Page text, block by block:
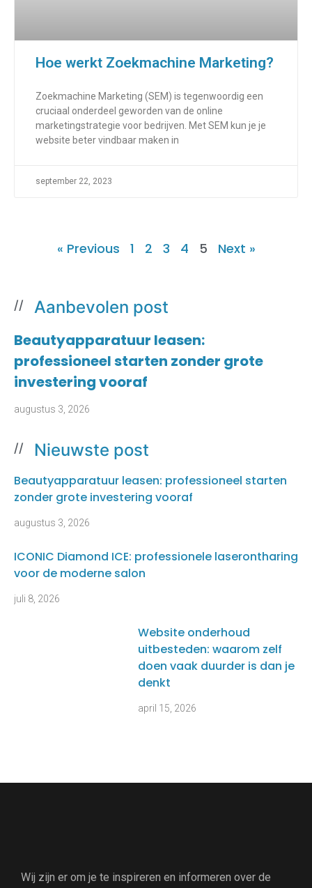
Hoe werkt Zoekmachine Marketing?
Zoekmachine Marketing (SEM) is tegenwoordig een
cruciaal onderdeel geworden van de online
marketingstrategie voor bedrijven. Met SEM kun je je
website beter vindbaar maken in
september 22, 2023
« Previous 1 2 3 4 5 Next »
// Aanbevolen post
Beautyapparatuur leasen:
professioneel starten zonder grote
investering vooraf
augustus 3, 2026
// Nieuwste post
Beautyapparatuur leasen: professioneel starten
zonder grote investering vooraf
augustus 3, 2026
ICONIC Diamond ICE: professionele laserontharing
voor de moderne salon
juli 8, 2026
Website onderhoud
uitbesteden: waarom zelf
doen vaak duurder is dan je
denkt
april 15, 2026
Wij zijn er om je te inspireren en informeren over de